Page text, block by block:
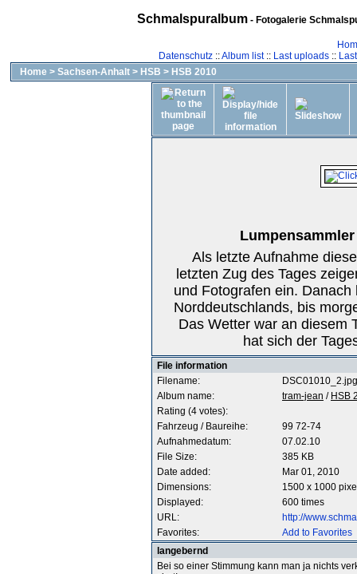
Schmalspuralbum- Fotogalerie
Datenschutz::Album list:: Last uploads::
Home > Sachsen-Anhalt > HSB > HSB 2010
Als letzte Aufnahme
letzten Zug des Tages
und Fotografen ein.
Norddeutschlands, bis
Das Wetter war an diesem
hat sich der
File information
Filename:
DSC01010_2.jpg
Album name:
tram-jean / HSB
Rating (4 votes):
Fahrzeug / Baureihe:
99 72-74
Aufnahmedatum:
07.02.10
File Size:
385 KB
Date added:
Mar 01, 2010
Dimensions:
1500 x 1000
Displayed:
600 times
URL:
http://
Favorites:
Add to Favorites
langebernd
Bei so einer Stimmung kann man ja nichts